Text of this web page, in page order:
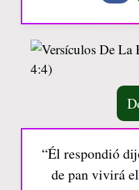
“Él respondió
de pan vivirá